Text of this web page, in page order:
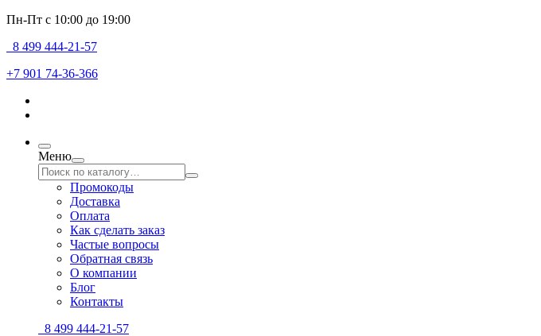
Пн-Пт с 10:00 до 19:00
8 499 444-21-57
+7 901 74-36-366
Меню
Промокоды
Доставка
Оплата
Как сделать заказ
Частые вопросы
Обратная связь
О компании
Блог
Контакты
8 499 444-21-57